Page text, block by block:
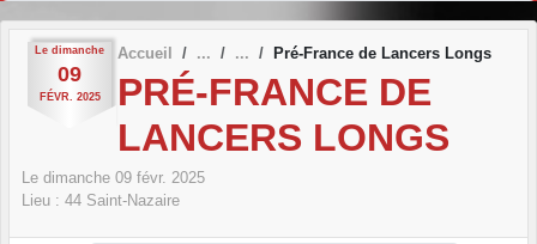
Le dimanche
09
FÉVR. 2025
Accueil Pré-France de Lancers Longs
PRÉ-FRANCE DE
LANCERS LONGS
Le dimanche 09 févr. 2025
Lieu : 44 Saint-Nazaire